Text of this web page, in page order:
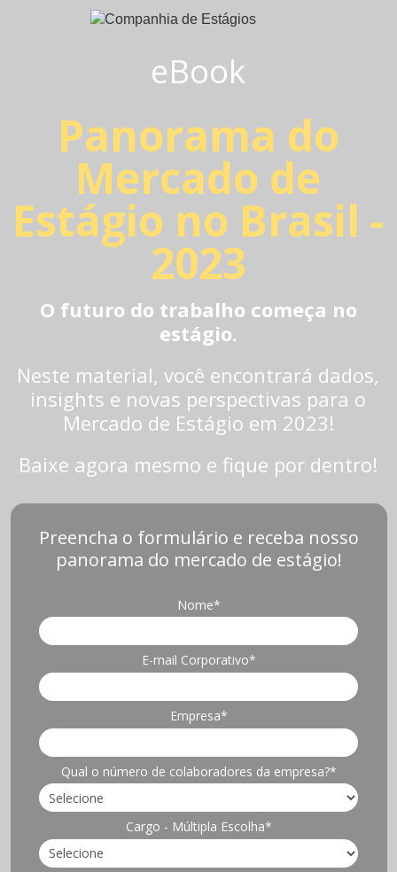
eBook
Panorama do
Mercado de
Estágio no Brasil -
2023
O futuro do trabalho começa no
estágio.
Neste material, você encontrará dados,
insights e novas perspectivas para o
Mercado de Estágio em 2023!
Baixe agora mesmo e fique por dentro!
Preencha o formulário e receba nosso
panorama do mercado de estágio!
Nome*
E-mail Corporativo*
Empresa*
Qual o número de colaboradores da empresa?*
Cargo - Múltipla Escolha*